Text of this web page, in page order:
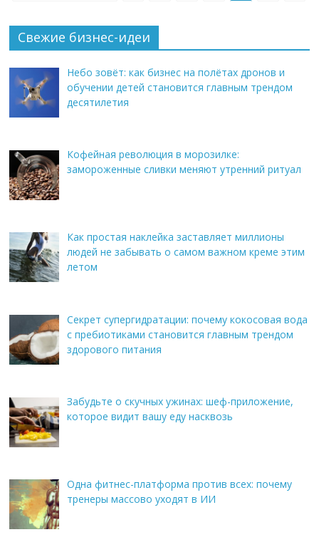
Свежие бизнес-идеи
Небо зовёт: как бизнес на полётах дронов и
обучении детей становится главным трендом
десятилетия
Кофейная революция в морозилке:
замороженные сливки меняют утренний ритуал
Как простая наклейка заставляет миллионы
людей не забывать о самом важном креме этим
летом
Секрет супергидратации: почему кокосовая вода
с пребиотиками становится главным трендом
здорового питания
Забудьте о скучных ужинах: шеф-приложение,
которое видит вашу еду насквозь
Одна фитнес-платформа против всех: почему
тренеры массово уходят в ИИ